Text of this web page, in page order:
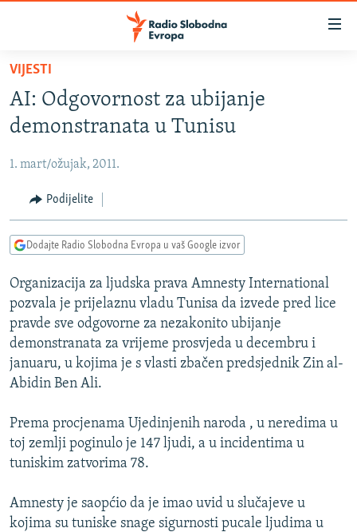
Pređite
glavni
sadržaj
na
navigaciju
Pređite
na
BOSNA I HERCEGOVINA
KOSOVO
CRNA GORA
VIDEO
FOTOGALERIJE
INFOGRAFIKE
PODCASTI
RAT U UKRAJINI
KINA NA BALKANU
RSE PRIČE IZ SVIJETA
ISPRIČAJ MI
SPECIJALI RSE
VIŠE OD NASLOVA
POPLAVE I KLIZIŠTA U BIH 2024.
VIJESTI
AI: Odgovornost za ubijanje
demonstranata u Tunisu
1. mart/ožujak, 2011.
Podijelite
Dodajte Radio Slobodna Evropa u vaš Google izvor
Organizacija za ljudska prava Amnesty International
pozvala je prijelaznu vladu Tunisa da izvede pred lice
pravde sve odgovorne za nezakonito ubijanje
demonstranata za vrijeme prosvjeda u decembru i
januaru, u kojima je s vlasti zbačen predsjednik Zin al-
Abidin Ben Ali.
Prema procjenama Ujedinjenih naroda , u neredima u
toj zemlji poginulo je 147 ljudi, a u incidentima u
tuniskim zatvorima 78.
Amnesty je saopćio da je imao uvid u slučajeve u
kojima su tuniske snage sigurnosti pucale ljudima u